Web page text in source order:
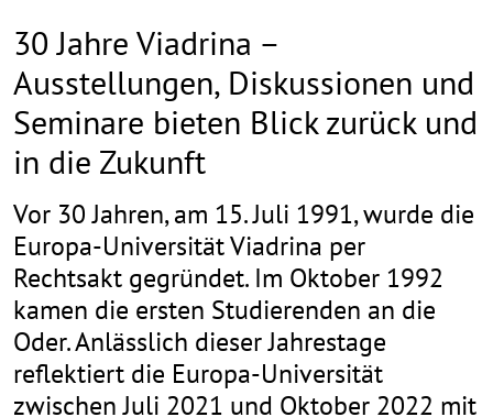
30 Jahre Viadrina –
Ausstellungen, Diskussionen und
Seminare bieten Blick zurück und
in die Zukunft
Vor 30 Jahren, am 15. Juli 1991, wurde die
Europa-Universität Viadrina per
Rechtsakt gegründet. Im Oktober 1992
kamen die ersten Studierenden an die
Oder. Anlässlich dieser Jahrestage
reflektiert die Europa-Universität
zwischen Juli 2021 und Oktober 2022 mit